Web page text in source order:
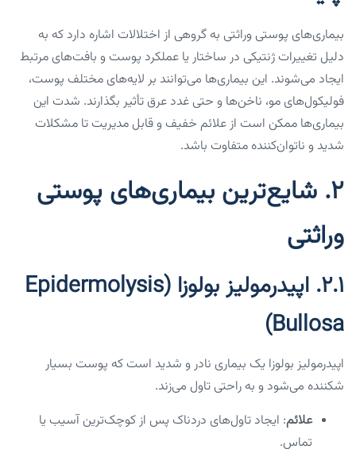
بیماری‌های پوستی وراثتی به گروهی از اختلالات اشاره دارد که به
دلیل تغییرات ژنتیکی در ساختار یا عملکرد پوست و بافت‌های مرتبط
ایجاد می‌شوند. این بیماری‌ها می‌توانند بر لایه‌های مختلف پوست،
فولیکول‌های مو، ناخن‌ها و حتی غدد عرق تأثیر بگذارند. شدت این
بیماری‌ها ممکن است از علائم خفیف و قابل مدیریت تا مشکلات
شدید و ناتوان‌کننده متفاوت باشد.
۲. شایع‌ترین بیماری‌های پوستی
وراثتی
۲.۱. اپیدرمولیز بولوزا (Epidermolysis
Bullosa)
اپیدرمولیز بولوزا یک بیماری نادر و شدید است که پوست بسیار
شکننده می‌شود و به راحتی تاول می‌زند.
علائم: ایجاد تاول‌های دردناک پس از کوچک‌ترین آسیب یا
تماس.